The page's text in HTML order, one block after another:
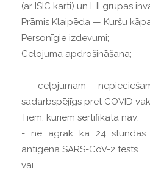
(ar ISIC karti) un I, II grupas
Prāmis Klaipēda — Kuršu
Personīgie izdevumi;
Ceļojuma apdrošināšana;
- ceļojumam
sadarbspējīgs pret COVID
Tiem, kuriem sertifikāta nav:
- ne agrāk kā 24 stundas
antigēna SARS-CoV-2 tests
vai